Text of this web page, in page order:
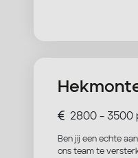
2800 - 3500
Ben jij een echte
ons team te